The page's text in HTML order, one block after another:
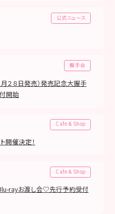
公式ニュース
握手会
月２８日発売）発売記念大握手
開始
Cafe & Shop
開催決定！
Cafe & Shop
rayお渡し会♡先行予約受付